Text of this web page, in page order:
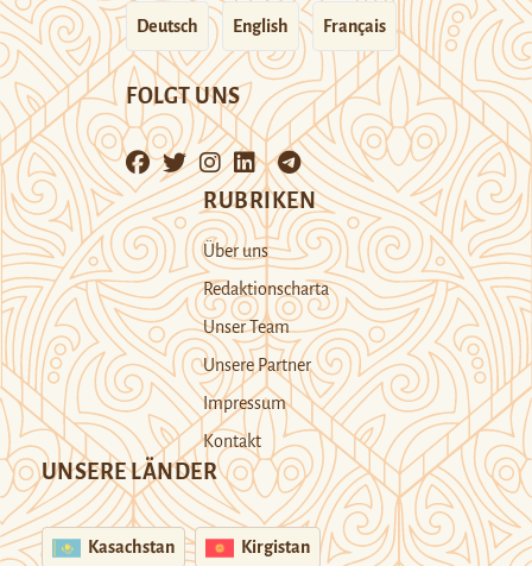
Deutsch English Français
FOLGT UNS
RUBRIKEN
Über uns
Redaktionscharta
Unser Team
Unsere Partner
Impressum
Kontakt
UNSERE LÄNDER
Kasachstan Kirgistan